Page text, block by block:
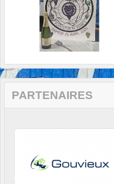
PARTENAIRES